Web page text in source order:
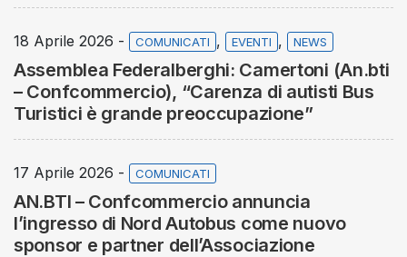
18 Aprile 2026 - COMUNICATI , EVENTI , NEWS
Assemblea Federalberghi: Camertoni (An.bti
– Confcommercio), “Carenza di autisti Bus
Turistici è grande preoccupazione”
17 Aprile 2026 - COMUNICATI
AN.BTI – Confcommercio annuncia
l’ingresso di Nord Autobus come nuovo
sponsor e partner dell’Associazione